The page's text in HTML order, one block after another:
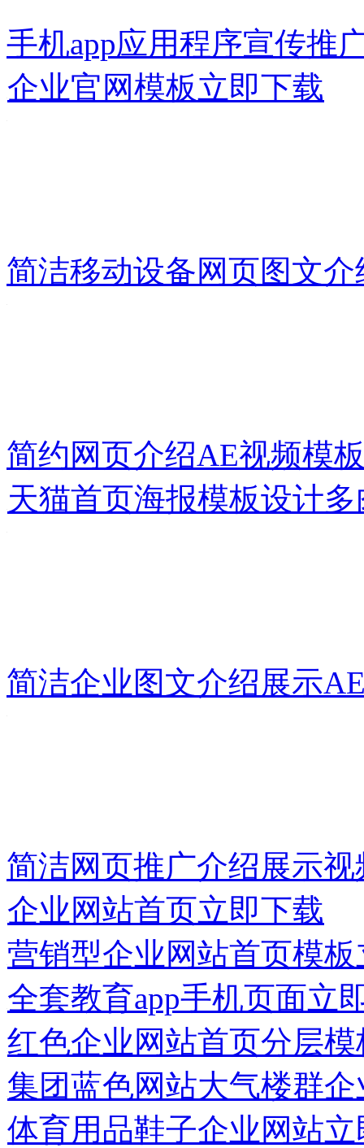
手机app应用程序宣传推
企业官网模板立即下载
简洁移动设备网页图文
简约网页介绍AE视频模
天猫首页海报模板设计
简洁企业图文介绍展示
简洁网页推广介绍展示视
企业网站首页立即下载
营销型企业网站首页模板
全套教育app手机页面立
红色企业网站首页分层模
集团蓝色网站大气楼群企
体育用品鞋子企业网站